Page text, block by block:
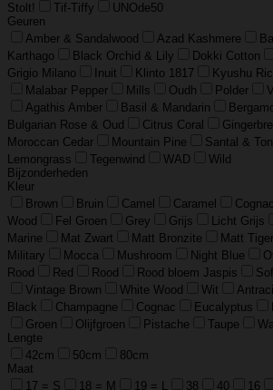
Stolt!
Tif-Tiffy
UNOde50
Geuren
Amber & Sandalwood
Azad Kashmere
Karthago
Black Orchid & Lily Dokki Cotton
Grigio Milano
Inuit Klinto 1817 Kyushu
Malabar Pepper
Mills Oudh Polder
Agathis Amber
Basil & Mandarin
Bulgarian Rose & Oud
Citrus Coral
Moroccan Cedar
Mountain Pine Santal &
Lemongrass
Tegenwind WAD
Wild
Bijzonderheden
Kleur
Brown
Bruin Camel Caramel
Wood
Fel Groen Grey Grijs Licht Grijs
Marine
Mat Zwart Matt Bronzite Matt Tiger
Military
Mocca Mushroom Night Blue
Rood
Red Rood Rood bloem Jaspis
Vintage Brown
White Wood Wit
Black
Champagne Cognac Eucalyptus
Groen
Olijfgroen Pistache Taupe
Lengte
42cm
50cm
80cm
Maat
17 = S
18 = M 19 = L 38 40 16